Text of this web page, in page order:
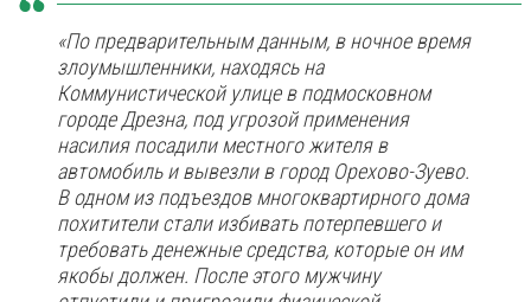
«По предварительным данным, в ночное время
злоумышленники, находясь на
Коммунистической улице в подмосковном
городе Дрезна, под угрозой применения
насилия посадили местного жителя в
автомобиль и вывезли в город Орехово-Зуево.
В одном из подъездов многоквартирного дома
похитители стали избивать потерпевшего и
требовать денежные средства, которые он им
якобы должен. После этого мужчину